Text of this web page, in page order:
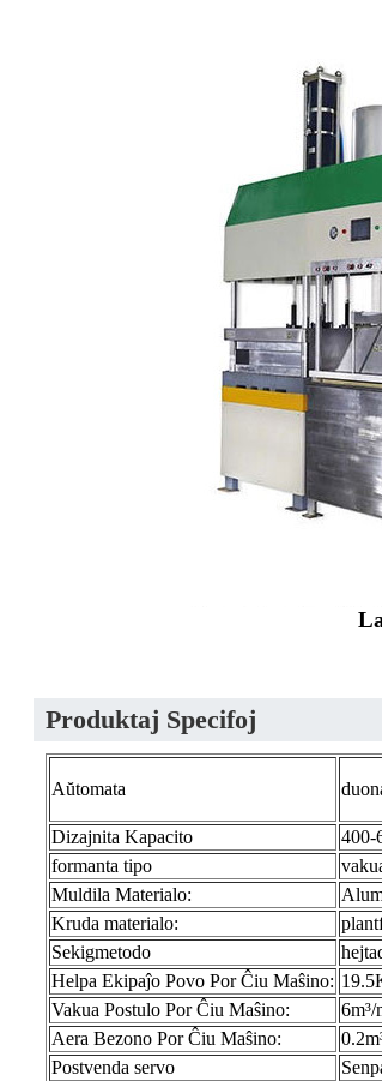
Produktaj Specifoj
Aŭtomata
Dizajnita Kapacito
400-
formanta tipo
Muldila Materialo:
Kruda materialo:
Sekigmetodo
Helpa Ekipaĵo Povo Por Ĉiu Maŝino:
Vakua Postulo Por Ĉiu Maŝino:
6m³/
Aera Bezono Por Ĉiu Maŝino:
Postvenda servo